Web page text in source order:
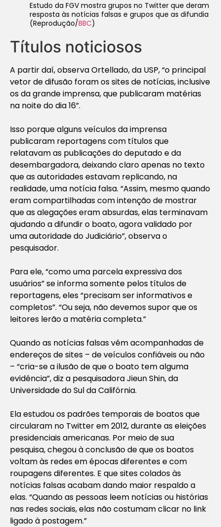
Estudo da FGV mostra grupos no Twitter que deram
resposta às notícias falsas e grupos que as difundia
(Reprodução/BBC)
Títulos noticiosos
A partir daí, observa Ortellado, da USP, “o principal
vetor de difusão foram os sites de notícias, inclusive
os da grande imprensa, que publicaram matérias
na noite do dia 16”.
Isso porque alguns veículos da imprensa
publicaram reportagens com títulos que
relatavam as publicações do deputado e da
desembargadora, deixando claro apenas no texto
que as autoridades estavam replicando, na
realidade, uma notícia falsa. “Assim, mesmo quando
eram compartilhadas com intenção de mostrar
que as alegações eram absurdas, elas terminavam
ajudando a difundir o boato, agora validado por
uma autoridade do Judiciário”, observa o
pesquisador.
Para ele, “como uma parcela expressiva dos
usuários” se informa somente pelos títulos de
reportagens, eles “precisam ser informativos e
completos”. “Ou seja, não devemos supor que os
leitores lerão a matéria completa.”
Quando as notícias falsas vêm acompanhadas de
endereços de sites – de veículos confiáveis ou não
– “cria-se a ilusão de que o boato tem alguma
evidência”, diz a pesquisadora Jieun Shin, da
Universidade do Sul da Califórnia.
Ela estudou os padrões temporais de boatos que
circularam no Twitter em 2012, durante as eleições
presidenciais americanas. Por meio de sua
pesquisa, chegou à conclusão de que os boatos
voltam às redes em épocas diferentes e com
roupagens diferentes. E que sites colados às
notícias falsas acabam dando maior respaldo a
elas. “Quando as pessoas leem notícias ou histórias
nas redes sociais, elas não costumam clicar no link
ligado à postagem.”